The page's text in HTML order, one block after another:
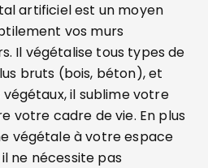
artificiel est un moyen
vos murs
Il végétalise tous types de
bruts (bois, béton), et
il sublime votre
votre cadre de vie. En plus
végétale à votre espace
ne nécessite pas